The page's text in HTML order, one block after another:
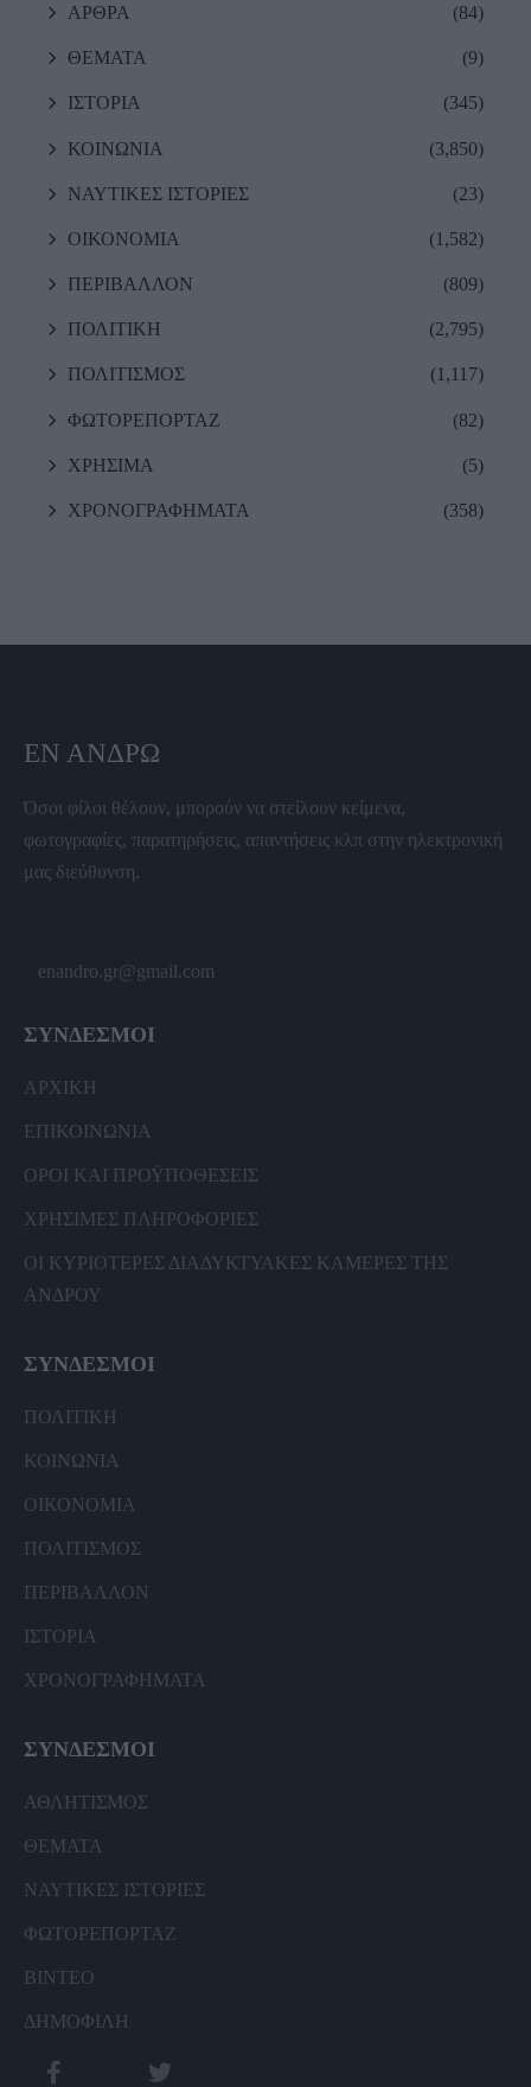
ΑΡΘΡΑ (84)
ΘΕΜΑΤΑ (9)
ΙΣΤΟΡΙΑ (345)
ΚΟΙΝΩΝΙΑ (3,850)
ΝΑΥΤΙΚΕΣ ΙΣΤΟΡΙΕΣ (23)
ΟΙΚΟΝΟΜΙΑ (1,582)
ΠΕΡΙΒΑΛΛΟΝ (809)
ΠΟΛΙΤΙΚΗ (2,795)
ΠΟΛΙΤΙΣΜΟΣ (1,117)
ΦΩΤΟΡΕΠΟΡΤΑΖ (82)
ΧΡΗΣΙΜΑ (5)
ΧΡΟΝΟΓΡΑΦΗΜΑΤΑ (358)
ΕΝ ΆΝΔΡΩ
Όσοι φίλοι θέλουν, μπορούν να στείλουν κείμενα,
φωτογραφίες, παρατηρήσεις, απαντήσεις κλπ στην ηλεκτρονική
μας διεύθυνση.
enandro.gr@gmail.com
ΣΥΝΔΕΣΜΟΙ
ΑΡΧΙΚΗ
ΕΠΙΚΟΙΝΩΝΙΑ
ΟΡΟΙ ΚΑΙ ΠΡΟΫΠΟΘΕΣΕΙΣ
ΧΡΗΣΙΜΕΣ ΠΛΗΡΟΦΟΡΙΕΣ
ΟΙ ΚΥΡΙΟΤΕΡΕΣ ΔΙΑΔΥΚΤΥΑΚΕΣ ΚΑΜΕΡΕΣ ΤΗΣ
ΑΝΔΡΟΥ
ΣΥΝΔΕΣΜΟΙ
ΠΟΛΙΤΙΚΗ
ΚΟΙΝΩΝΙΑ
ΟΙΚΟΝΟΜΙΑ
ΠΟΛΙΤΙΣΜΟΣ
ΠΕΡΙΒΑΛΛΟΝ
ΙΣΤΟΡΙΑ
ΧΡΟΝΟΓΡΑΦΗΜΑΤΑ
ΣΥΝΔΕΣΜΟΙ
ΑΘΛΗΤΙΣΜΟΣ
ΘΕΜΑΤΑ
ΝΑΥΤΙΚΕΣ ΙΣΤΟΡΙΕΣ
ΦΩΤΟΡΕΠΟΡΤΑΖ
ΒΙΝΤΕΟ
ΔΗΜΟΦΙΛΗ